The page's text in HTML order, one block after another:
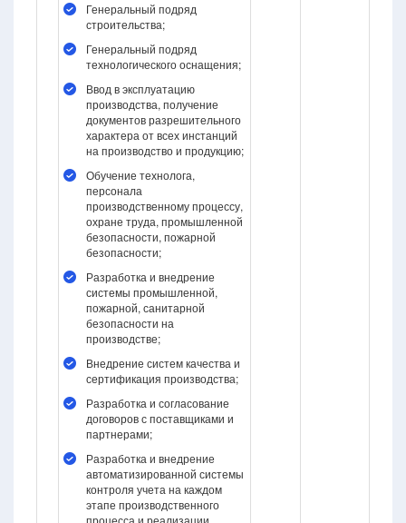
Генеральный подряд
строительства;
Генеральный подряд
технологического оснащения;
Ввод в эксплуатацию
производства, получение
документов разрешительного
характера от всех инстанций
на производство и продукцию;
Обучение технолога,
персонала
производственному процессу,
охране труда, промышленной
безопасности, пожарной
безопасности;
Разработка и внедрение
системы промышленной,
пожарной, санитарной
безопасности на
производстве;
Внедрение систем качества и
сертификация производства;
Разработка и согласование
договоров с поставщиками и
партнерами;
Разработка и внедрение
автоматизированной системы
контроля учета на каждом
этапе производственного
процесса и реализации